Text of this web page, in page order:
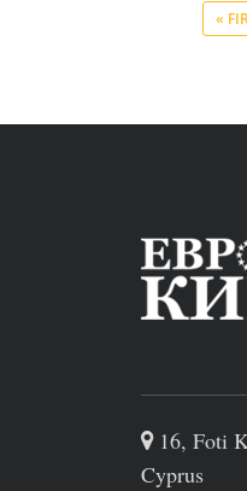
«
16, Foti
Cyprus